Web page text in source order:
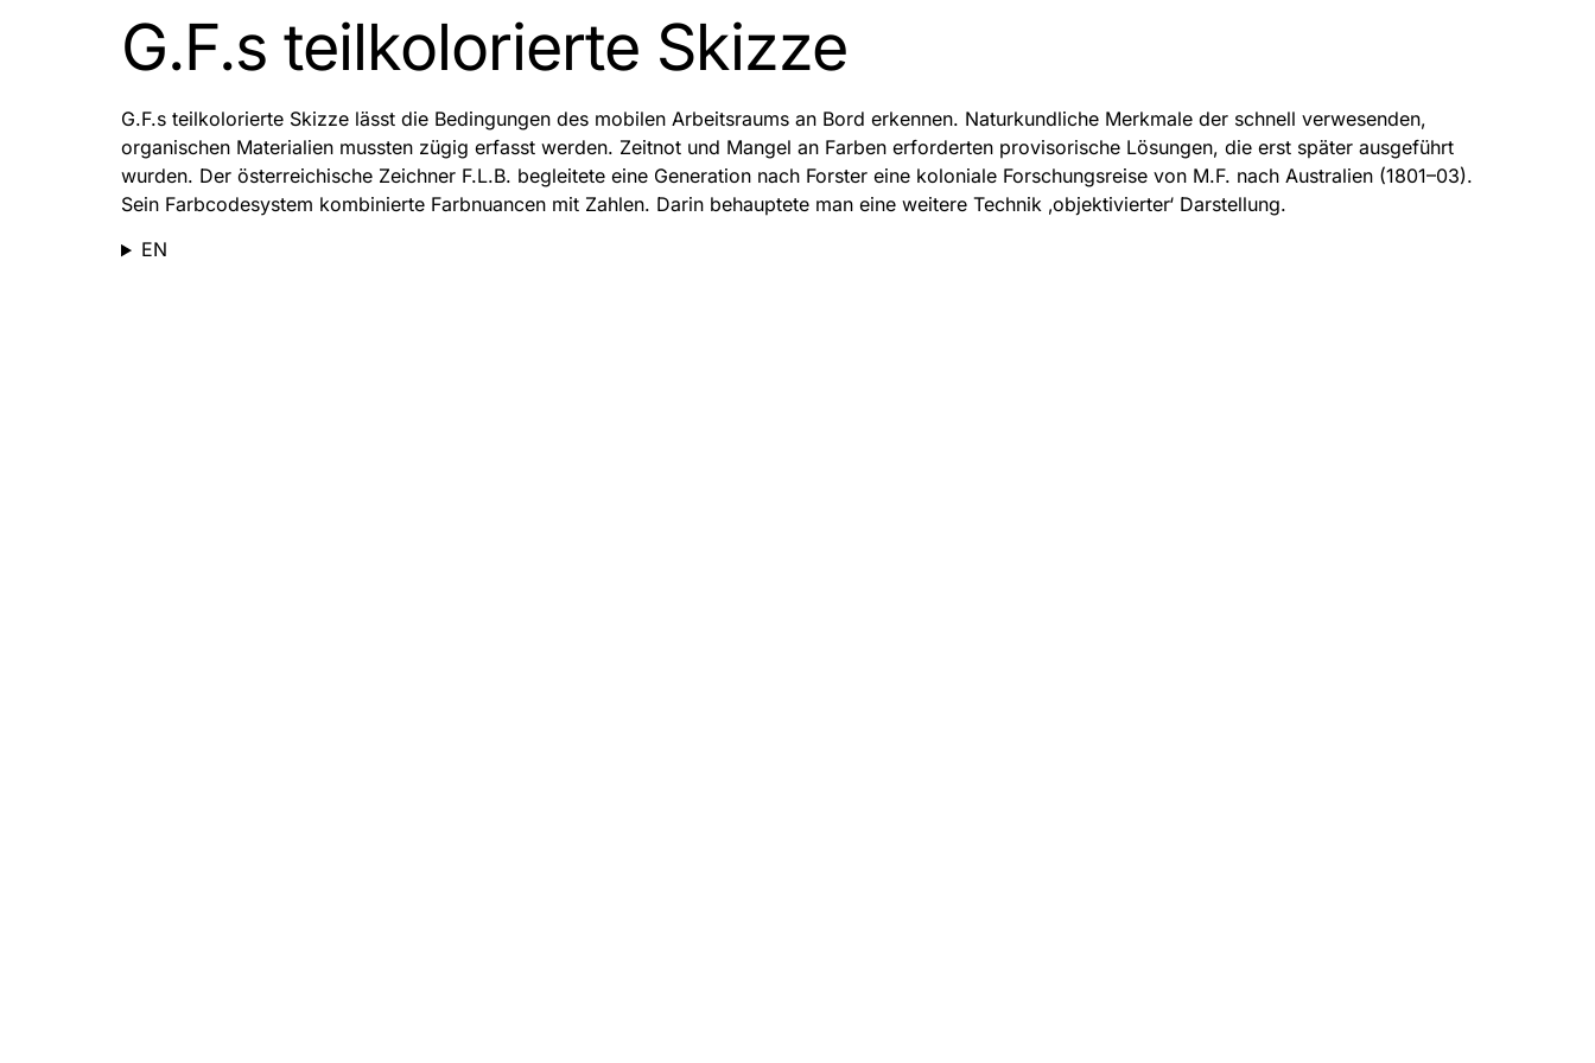
G.F.s teilkolorierte Skizze
G.F.s teilkolorierte Skizze lässt die Bedingungen des mobilen Arbeitsraums an Bord erkennen. Naturkundliche Merkmale der schnell verwesenden,
organischen Materialien mussten zügig erfasst werden. Zeitnot und Mangel an Farben erforderten provisorische Lösungen, die erst später ausgeführt
wurden. Der österreichische Zeichner F.L.B. begleitete eine Generation nach Forster eine koloniale Forschungsreise von M.F. nach Australien (1801–03).
Sein Farbcodesystem kombinierte Farbnuancen mit Zahlen. Darin behauptete man eine weitere Technik ‚objektivierter‘ Darstellung.
EN